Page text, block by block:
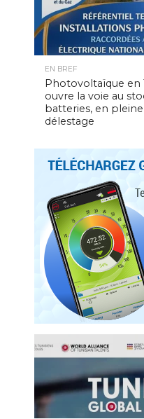
EN BREF
Photovoltaïque en
ouvre la voie au
batteries, en pleine
délestage